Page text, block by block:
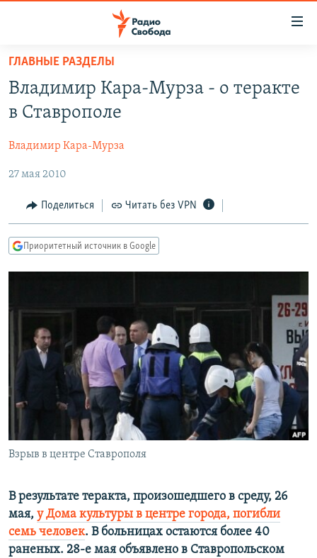
упрощенного
доступа
Вернуться
основному
Вернутся
главной
навигации
Вернутся
ПОДКАСТЫ
АВТОРСКИЕ ПРОЕКТЫ
ЦИТАТЫ СВОБОДЫ
МНЕНИЯ
КУЛЬТУРА
IDEL.РЕАЛИИ
КАВКАЗ.РЕАЛИИ
РАСПИСАНИЕ ВЕЩАНИЯ
ПОДПИШИТЕСЬ НА РАССЫЛКУ
СОЦИАЛЬНЫЕ СЕТИ
Все сайты РСЕ/РС
ГЛАВНЫЕ РАЗДЕЛЫ
Владимир Кара-Мурза - о теракте
в Ставрополе
Владимир Кара-Мурза
27 мая 2010
Поделиться Читать без VPN
Приоритетный источник в Google
Взрыв в центре Ставрополя
В результате теракта, произошедшего в среду, 26
мая, у Дома культуры в центре города, погибли
семь человек. В больницах остаются более 40
раненых. 28-е мая объявлено в Ставропольском